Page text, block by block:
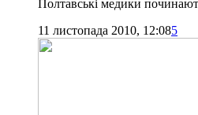
Полтавські медики
11 листопада 2010, 12:085